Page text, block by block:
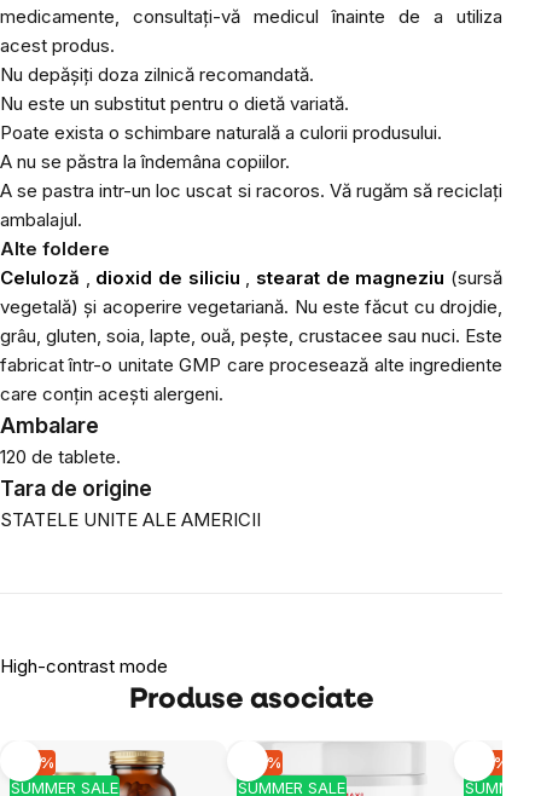
medicamente, consultați-vă medicul înainte de a utiliza
acest produs.
Nu depășiți doza zilnică recomandată.
Nu este un substitut pentru o dietă variată.
Poate exista o schimbare naturală a culorii produsului.
A nu se păstra la îndemâna copiilor.
A se pastra intr-un loc uscat si racoros. Vă rugăm să reciclați
ambalajul.
Alte foldere
Celuloză , dioxid de siliciu , stearat de magneziu (sursă
vegetală) și acoperire vegetariană. Nu este făcut cu drojdie,
grâu, gluten, soia, lapte, ouă, pește, crustacee sau nuci. Este
fabricat într-o unitate GMP care procesează alte ingrediente
care conțin acești alergeni.
Ambalare
120 de tablete.
Tara de origine
STATELE UNITE ALE AMERICII
High-contrast mode
Produse asociate
SUMMER SALE
-10 %
SUMMER SALE
-10 %
SUMMER
-10 %